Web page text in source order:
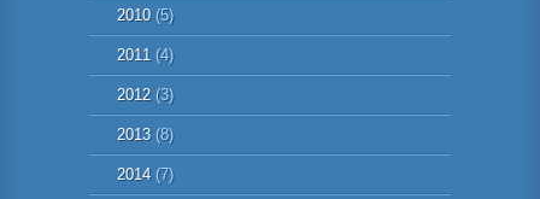
2010(5)
2011 (4)
2012(3)
2013(8)
2014(7)